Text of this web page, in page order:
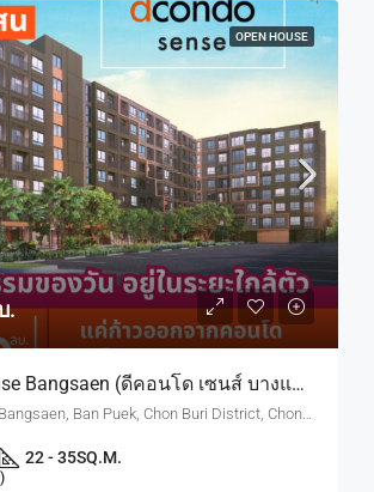
OPEN HOUSE
.
Dcondo Sense Bangsaen (ดีคอนโด เซนส์ บางแสน) ทำเลใกล้ ม.บูรพา
dcondo sense Bangsaen, Ban Puek, Chon Buri District, Chon Buri, Thailand
22 - 35SQ.M.